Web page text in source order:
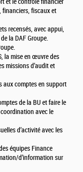
et le contrôle financier
financiers, fiscaux et
recensés, avec appui,
la DAF Groupe.
la mise en œuvre des
missions d’audit et
aux comptes en support
de la BU et faire le
avec le
d’activité avec les
équipes Finance
d’information sur